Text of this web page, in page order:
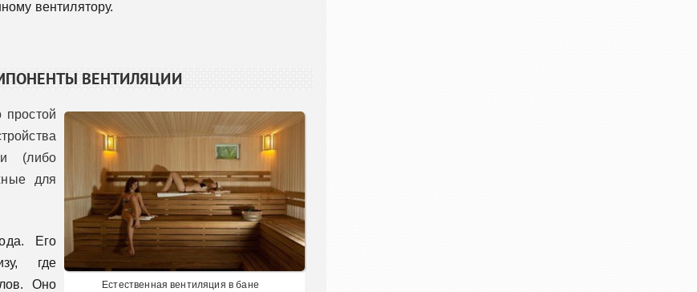
вентилятору.
ВЕНТИЛЯЦИИ
Естественная вентиляция в бане
простой
(либо
для
Его
где
Оно